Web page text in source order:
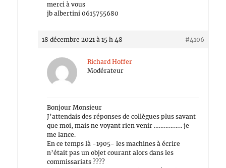
merci à vous
jb albertini 0615755680
18 décembre 2021 à 15 h 48 #4106
Richard Hoffer
Modérateur
Bonjour Monsieur
J’attendais des réponses de collègues plus savant
que moi, mais ne voyant rien venir …………….. je
me lance.
En ce temps là -1905- les machines à écrire
n’était pas un objet courant alors dans les
commissariats ????